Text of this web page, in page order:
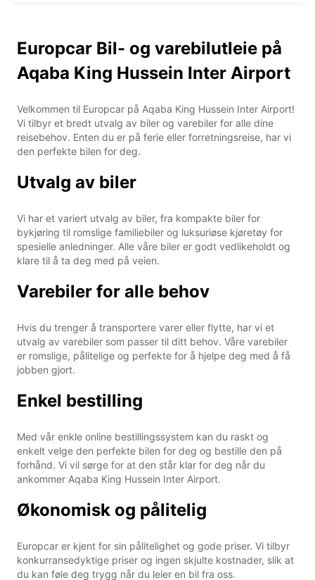
Europcar Bil- og varebilutleie på
Aqaba King Hussein Inter Airport
Velkommen til Europcar på Aqaba King Hussein Inter Airport!
Vi tilbyr et bredt utvalg av biler og varebiler for alle dine
reisebehov. Enten du er på ferie eller forretningsreise, har vi
den perfekte bilen for deg.
Utvalg av biler
Vi har et variert utvalg av biler, fra kompakte biler for
bykjøring til romslige familiebiler og luksuriøse kjøretøy for
spesielle anledninger. Alle våre biler er godt vedlikeholdt og
klare til å ta deg med på veien.
Varebiler for alle behov
Hvis du trenger å transportere varer eller flytte, har vi et
utvalg av varebiler som passer til ditt behov. Våre varebiler
er romslige, pålitelige og perfekte for å hjelpe deg med å få
jobben gjort.
Enkel bestilling
Med vår enkle online bestillingssystem kan du raskt og
enkelt velge den perfekte bilen for deg og bestille den på
forhånd. Vi vil sørge for at den står klar for deg når du
ankommer Aqaba King Hussein Inter Airport.
Økonomisk og pålitelig
Europcar er kjent for sin pålitelighet og gode priser. Vi tilbyr
konkurransedyktige priser og ingen skjulte kostnader, slik at
du kan føle deg trygg når du leier en bil fra oss.